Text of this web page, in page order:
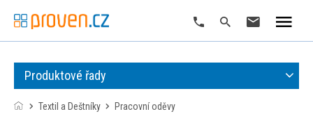
Produktové řady
Textil a Deštníky pracovní oděvy